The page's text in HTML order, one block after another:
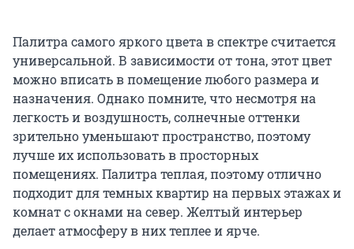
Палитра самого яркого цвета в спектре считается
универсальной. В зависимости от тона, этот цвет
можно вписать в помещение любого размера и
назначения. Однако помните, что несмотря на
легкость и воздушность, солнечные оттенки
зрительно уменьшают пространство, поэтому
лучше их использовать в просторных
помещениях. Палитра теплая, поэтому отлично
подходит для темных квартир на первых этажах и
комнат с окнами на север. Желтый интерьер
делает атмосферу в них теплее и ярче.